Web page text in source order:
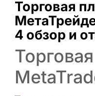
Торговая
4 обзор и